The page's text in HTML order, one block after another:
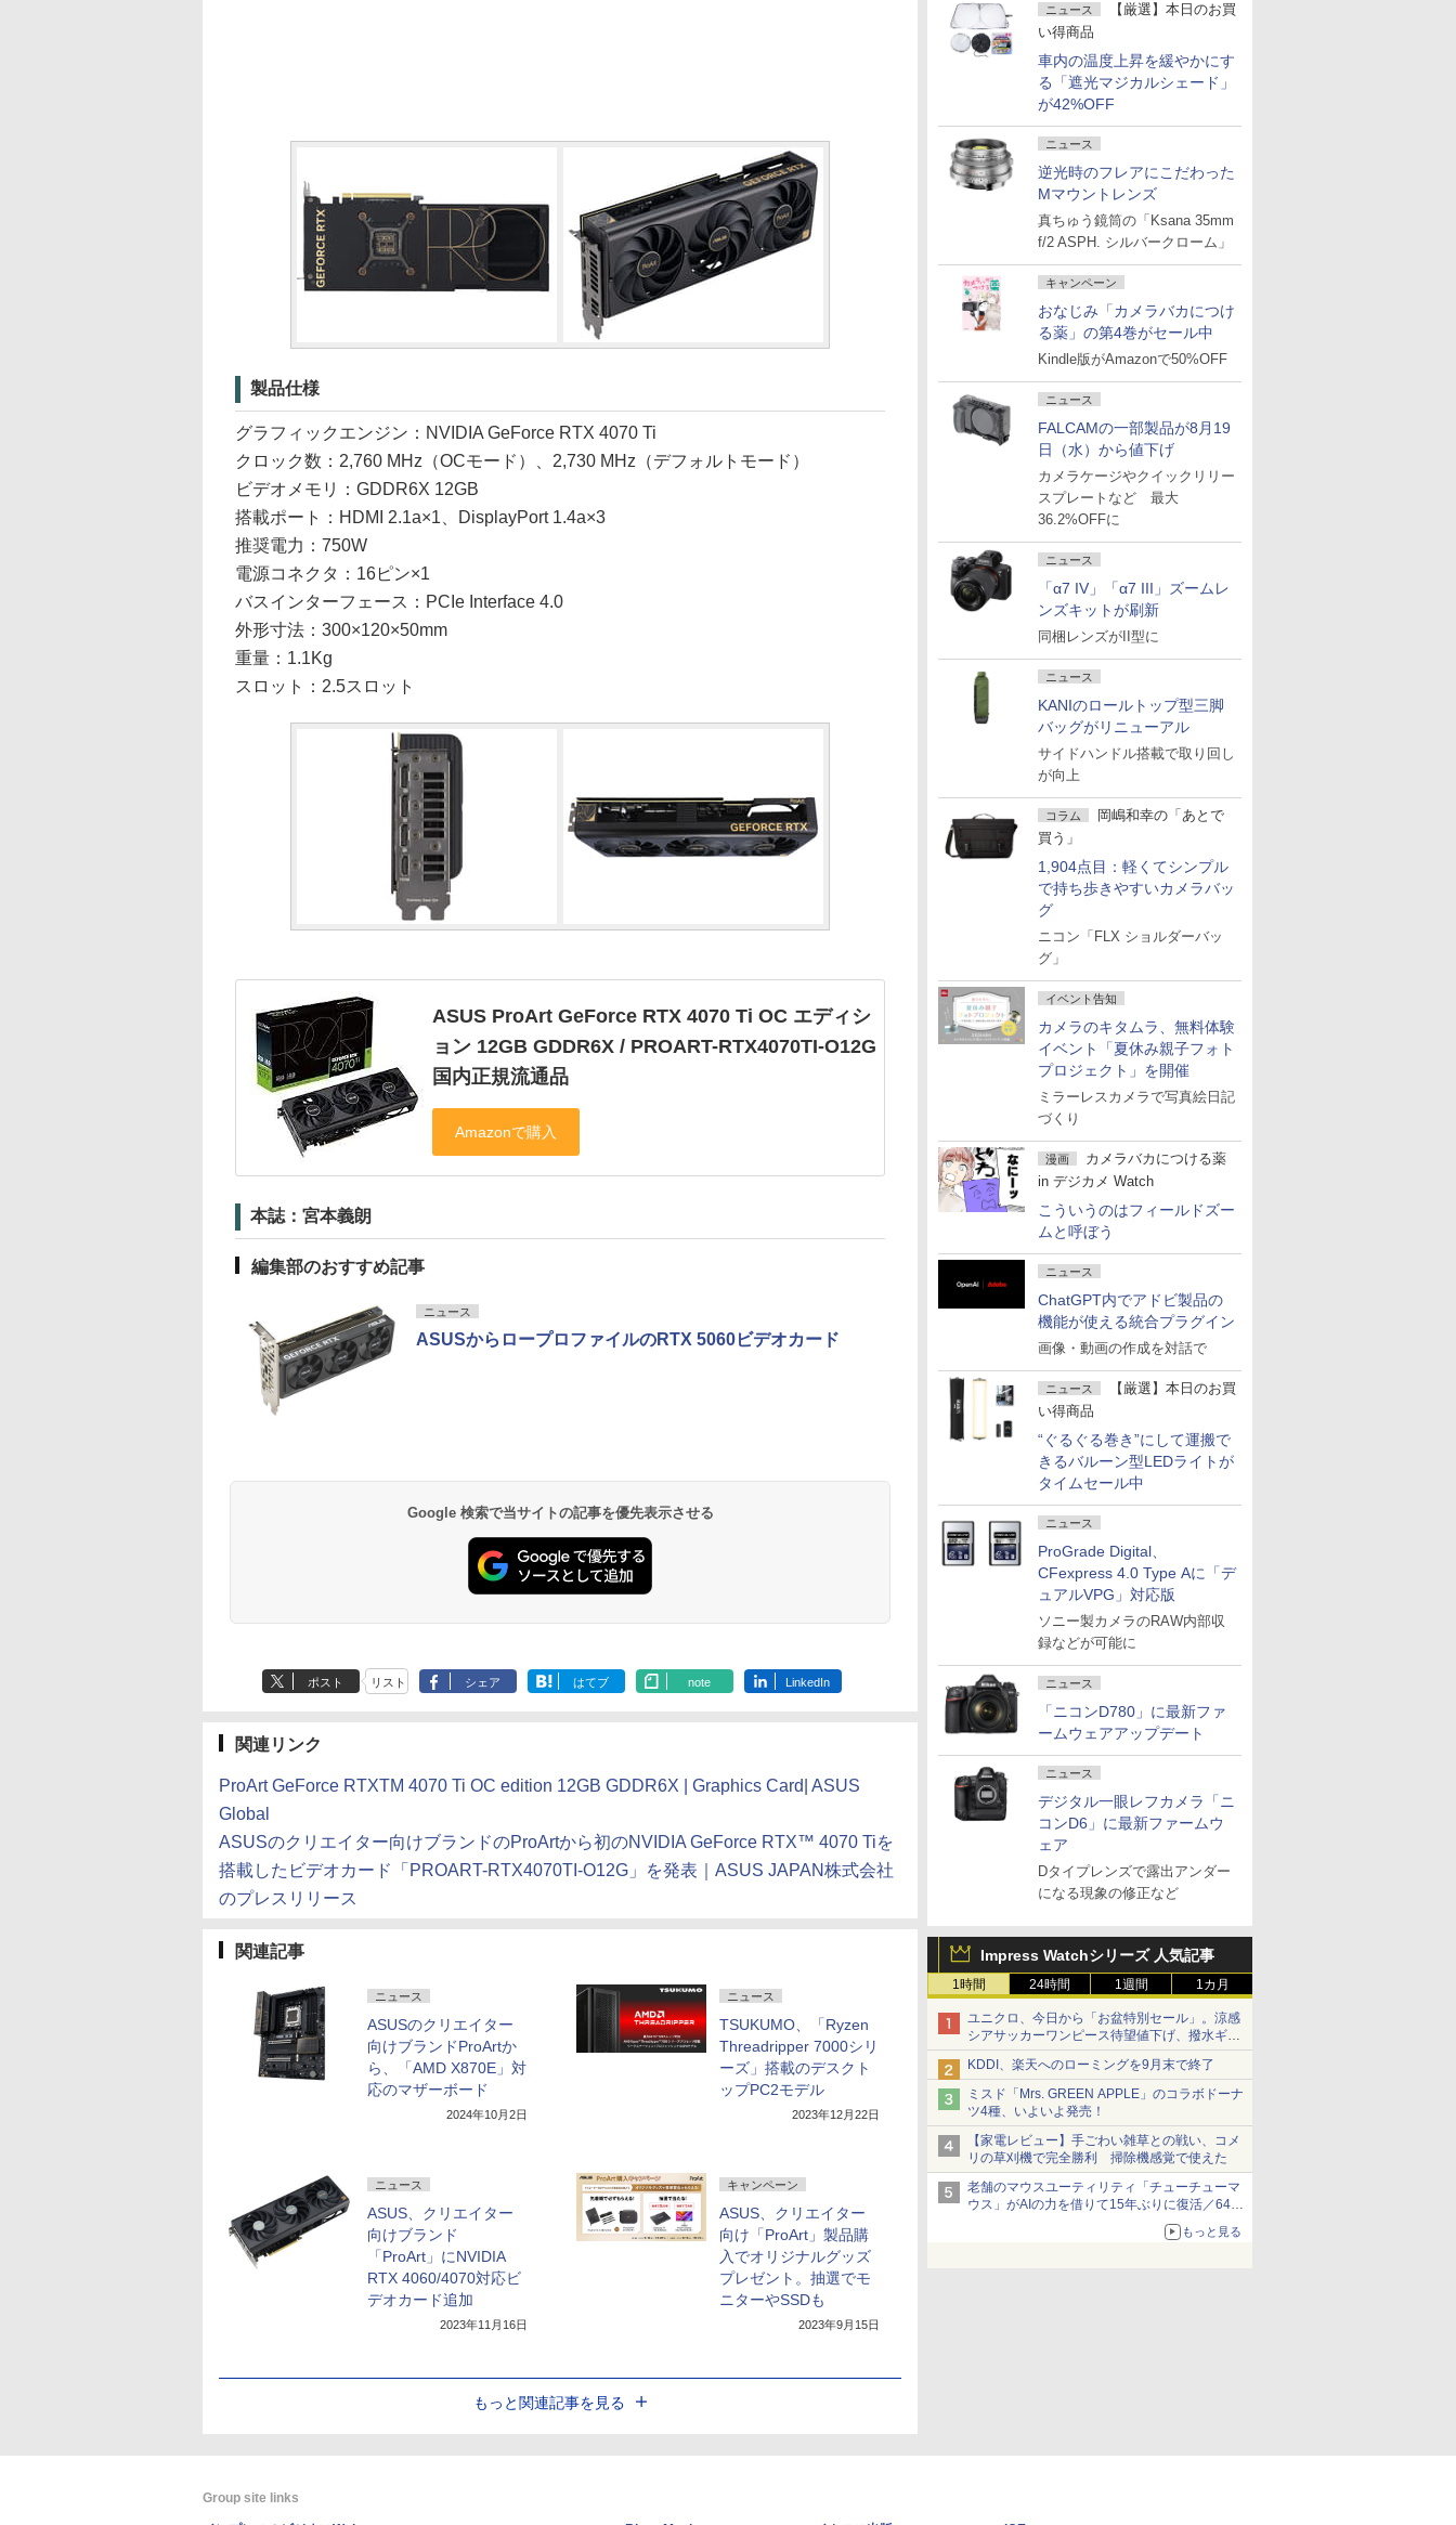
ニュース
【厳選】本日のお買
い得商品
車内の温度上昇を緩やかにす
る「遮光マジカルシェード」
が42%OFF
ニュース
逆光時のフレアにこだわった
Mマウントレンズ
真ちゅう鏡筒の「Ksana 35mm
f/2 ASPH. シルバークローム」
キャンペーン
おなじみ「カメラバカにつけ
る薬」の第4巻がセール中
Kindle版がAmazonで50%OFF
ニュース
FALCAMの一部製品が8月19
日（水）から値下げ
カメラケージやクイックリリー
スプレートなど 最大
36.2%OFFに
ニュース
「α7 IV」「α7 III」ズームレ
ンズキットが刷新
同梱レンズがII型に
ニュース
KANIのロールトップ型三脚
バッグがリニューアル
サイドハンドル搭載で取り回し
が向上
コラム
岡嶋和幸の「あとで
買う」
1,904点目：軽くてシンプル
で持ち歩きやすいカメラバッ
グ
ニコン「FLX ショルダーバッ
グ」
イベント告知
カメラのキタムラ、無料体験
イベント「夏休み親子フォト
プロジェクト」を開催
ミラーレスカメラで写真絵日記
づくり
漫画
カメラバカにつける薬
in デジカメ Watch
こういうのはフィールドズー
ムと呼ぼう
ニュース
ChatGPT内でアドビ製品の
機能が使える統合プラグイン
画像・動画の作成を対話で
ニュース
【厳選】本日のお買
い得商品
“ぐるぐる巻き”にして運搬で
きるバルーン型LEDライトが
タイムセール中
ニュース
ProGrade Digital、
CFexpress 4.0 Type Aに「デ
ュアルVPG」対応版
ソニー製カメラのRAW内部収
録などが可能に
ニュース
「ニコンD780」に最新ファ
ームウェアアップデート
ニュース
デジタル一眼レフカメラ「ニ
コンD6」に最新ファームウ
ェア
Dタイプレンズで露出アンダー
になる現象の修正など
Impress Watchシリーズ 人気記事
1時間 24時間 1週間 1カ月
ユニクロ、今日から「お盆特別セール」。涼感
シアサッカーワンピース待望値下げ、撥水ギア
ショーツは1990円に
KDDI、楽天へのローミングを9月末で終了
ミスド「Mrs. GREEN APPLE」のコラボドーナ
ツ4種、いよいよ発売！
【家電レビュー】手ごわい雑草との戦い、コメ
リの草刈機で完全勝利 掃除機感覚で使えた
老舗のマウスユーティリティ「チューチューマ
ウス」がAIの力を借りて15年ぶりに復活／64bit
化、Windows 10/11、「Chrome」も走り回
る。復活記念で2026年末まで500円
もっと見る
製品仕様
グラフィックエンジン：NVIDIA GeForce RTX 4070 Ti
クロック数：2,760 MHz（OCモード）、2,730 MHz（デフォルトモード）
ビデオメモリ：GDDR6X 12GB
搭載ポート：HDMI 2.1a×1、DisplayPort 1.4a×3
推奨電力：750W
電源コネクタ：16ピン×1
バスインターフェース：PCIe Interface 4.0
外形寸法：300×120×50mm
重量：1.1Kg
スロット：2.5スロット
ASUS ProArt GeForce RTX 4070 Ti OC エディシ
ョン 12GB GDDR6X / PROART-RTX4070TI-O12G
国内正規流通品
本誌：宮本義朗
編集部のおすすめ記事
ニュース
ASUSからロープロファイルのRTX 5060ビデオカード
Google 検索で当サイトの記事を優先表示させる
ポスト リスト シェア はてブ note LinkedIn
関連リンク
ProArt GeForce RTXTM 4070 Ti OC edition 12GB GDDR6X | Graphics Card| ASUS
Global
ASUSのクリエイター向けブランドのProArtから初のNVIDIA GeForce RTX™ 4070 Tiを
搭載したビデオカード「PROART-RTX4070TI-O12G」を発表｜ASUS JAPAN株式会社
のプレスリリース
関連記事
ニュース
ASUSのクリエイター
向けブランドProArtか
ら、「AMD X870E」対
応のマザーボード
2024年10月2日
ニュース
TSUKUMO、「Ryzen
Threadripper 7000シリ
ーズ」搭載のデスクト
ップPC2モデル
2023年12月22日
ニュース
ASUS、クリエイター
向けブランド
「ProArt」にNVIDIA
RTX 4060/4070対応ビ
デオカード追加
2023年11月16日
キャンペーン
ASUS、クリエイター
向け「ProArt」製品購
入でオリジナルグッズ
プレゼント。抽選でモ
ニターやSSDも
2023年9月15日
もっと関連記事を見る
Group site links